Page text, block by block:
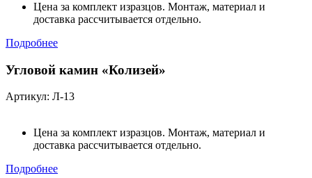
Цена за комплект изразцов. Монтаж, материал и
доставка рассчитывается отдельно.
Подробнее
Угловой камин «Колизей»
Артикул: Л-13
Цена за комплект изразцов. Монтаж, материал и
доставка рассчитывается отдельно.
Подробнее